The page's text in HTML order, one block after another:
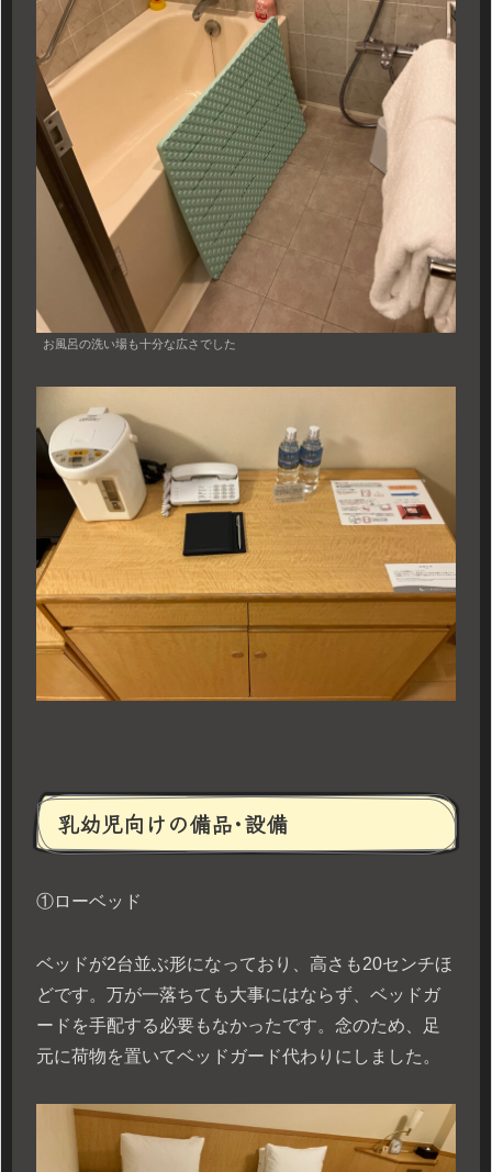
お風呂の洗い場も十分な広さでした
乳幼児向けの備品･設備
①ローベッド
ベッドが2台並ぶ形になっており、高さも20センチほ
どです。万が一落ちても大事にはならず、ベッドガ
ードを手配する必要もなかったです。念のため、足
元に荷物を置いてベッドガード代わりにしました。